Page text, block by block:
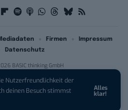
Nutzerfreundlichkeit der
deinen Besuch stimmst
Alles
klar!
BASIC thinking GmbH
Firmen
Impressum
Datenschutz
Für 1 € +
Bonus!